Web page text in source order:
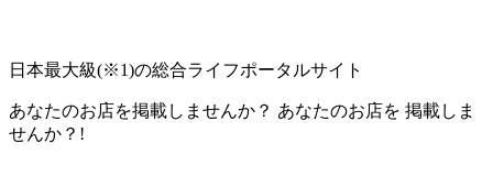
日本最大級(※1)の総合ライフポータルサイト
あなたのお店を掲載しませんか？ あなたのお店を 掲載しま
せんか？!